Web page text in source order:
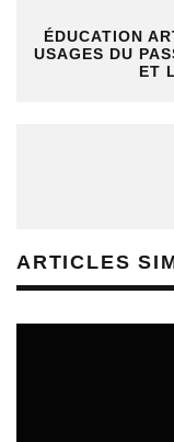
ÉDUCATION
USAGES DU
ET
ARTICLES